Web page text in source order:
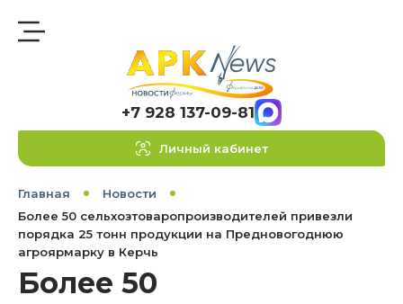
+7 928 137-09-81
Личный кабинет
Главная
Новости
Более 50 сельхозтоваропроизводителей привезли
порядка 25 тонн продукции на Предновогоднюю
агроярмарку в Керчь
Более 50